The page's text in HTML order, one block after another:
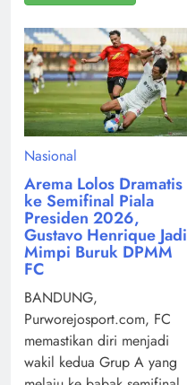
Nasional
Arema Lolos Dramatis
ke Semifinal Piala
Presiden 2026,
Gustavo Henrique Jadi
Mimpi Buruk DPMM
FC
BANDUNG,
Purworejosport.com, FC
memastikan diri menjadi
wakil kedua Grup A yang